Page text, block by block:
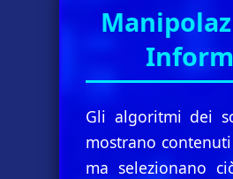
Gli algoritmi dei
mostrano
ma selezionano